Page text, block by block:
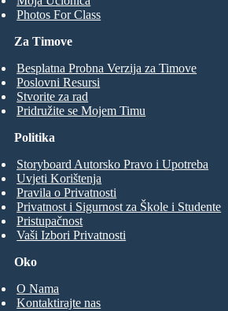
Photos For Class
Za Timove
Besplatna Probna Verzija za Timove
Poslovni Resursi
Stvorite za rad
Pridružite se Mojem Timu
Oko
O Nama
Kontaktirajte nas
Politika
Storyboard Autorsko Pravo i Upotreba
Uvjeti Korištenja
Pravila o Privatnosti
Privatnost i Sigurnost za Škole i Studente
Pristupačnost
Vaši Izbori Privatnosti